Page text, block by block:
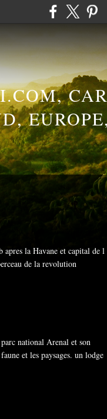
apres la Havane et capital de l
de la revolution
national Arenal et son
et les paysages. un lodge